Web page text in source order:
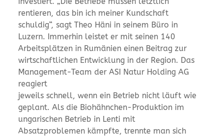
rentieren, das bin ich meiner Kundschaft
schuldig“, sagt Theo Häni in seinem Büro in
Luzern. Immerhin leistet er mit seinen 140
Arbeitsplätzen in Rumänien einen Beitrag zur
wirtschaftlichen Entwicklung in der Region. Das
Management-Team der ASI Natur Holding AG
reagiert
jeweils schnell, wenn ein Betrieb nicht läuft wie
geplant. Als die Biohähnchen-Produktion im
ungarischen Betrieb in Lenti mit
Absatzproblemen kämpfte, trennte man sich